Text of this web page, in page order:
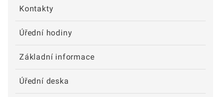
Kontakty
Úřední hodiny
Základní informace
Úřední deska